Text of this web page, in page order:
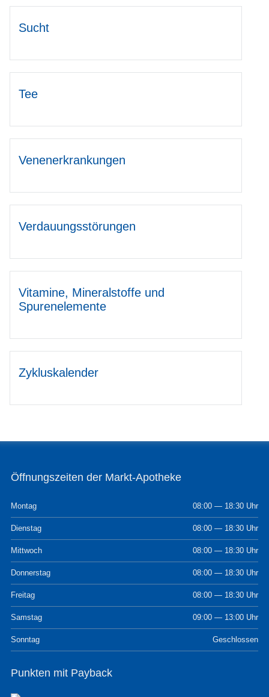
Sucht
Tee
Venenerkrankungen
Verdauungsstörungen
Vitamine, Mineralstoffe und
Spurenelemente
Zykluskalender
Öffnungszeiten der Markt-Apotheke
Montag 08:00 — 18:30 Uhr
Dienstag 08:00 — 18:30 Uhr
Mittwoch 08:00 — 18:30 Uhr
Donnerstag 08:00 — 18:30 Uhr
Freitag 08:00 — 18:30 Uhr
Samstag 09:00 — 13:00 Uhr
Sonntag Geschlossen
Punkten mit Payback